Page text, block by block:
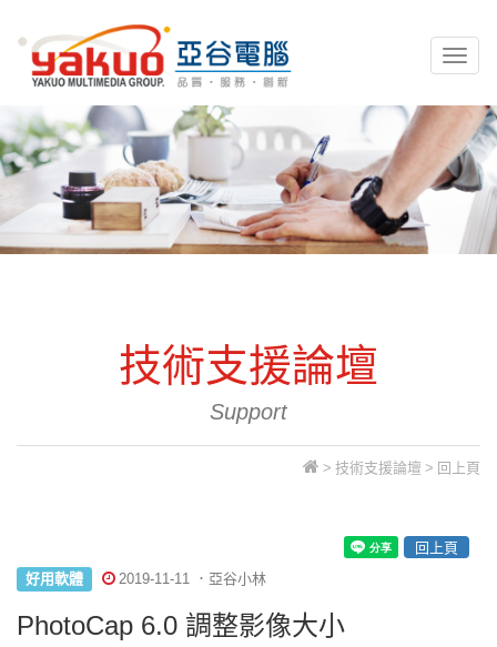
技術支援論壇
Support
> 技術支援論壇 > 回上頁
回上頁
好用軟體
2019-11-11 ．亞谷小林
PhotoCap 6.0 調整影像大小